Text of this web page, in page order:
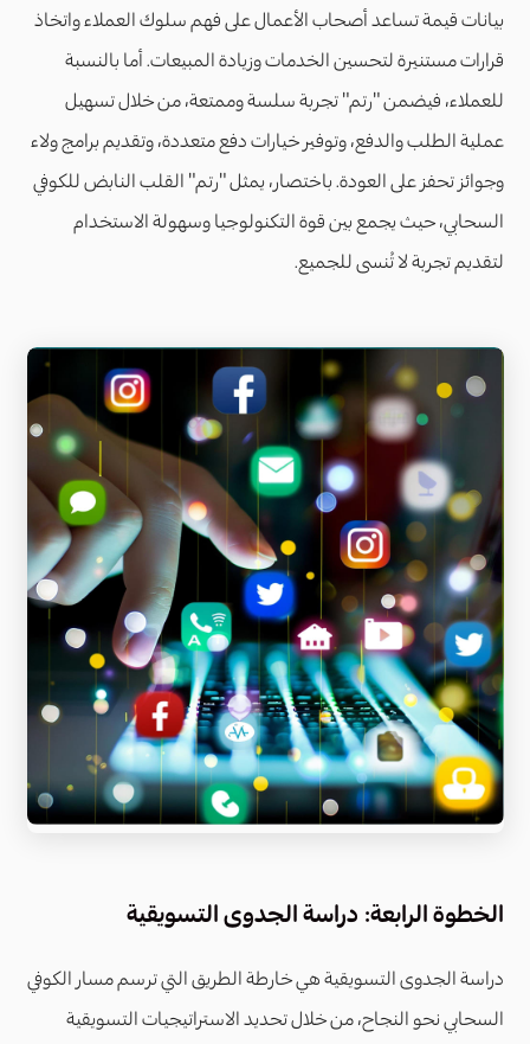
بيانات قيمة تساعد أصحاب الأعمال على فهم سلوك العملاء واتخاذ
قرارات مستنيرة لتحسين الخدمات وزيادة المبيعات. أما بالنسبة
للعملاء، فيضمن "رتم" تجربة سلسة وممتعة، من خلال تسهيل
عملية الطلب والدفع، وتوفير خيارات دفع متعددة، وتقديم برامج ولاء
وجوائز تحفز على العودة. باختصار، يمثل "رتم" القلب النابض للكوفي
السحابي، حيث يجمع بين قوة التكنولوجيا وسهولة الاستخدام
لتقديم تجربة لا تُنسى للجميع.
الخطوة الرابعة: دراسة الجدوى التسويقية
دراسة الجدوى التسويقية هي خارطة الطريق التي ترسم مسار الكوفي
السحابي نحو النجاح، من خلال تحديد الاستراتيجيات التسويقية